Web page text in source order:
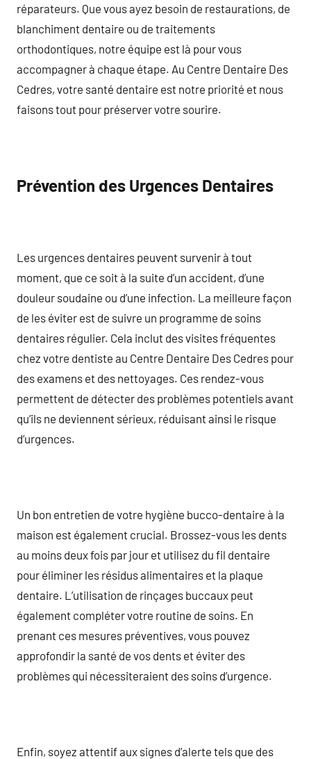
réparateurs. Que vous ayez besoin de restaurations, de
blanchiment dentaire ou de traitements
orthodontiques, notre équipe est là pour vous
accompagner à chaque étape. Au Centre Dentaire Des
Cedres, votre santé dentaire est notre priorité et nous
faisons tout pour préserver votre sourire.
Prévention des Urgences Dentaires
Les urgences dentaires peuvent survenir à tout
moment, que ce soit à la suite d’un accident, d’une
douleur soudaine ou d’une infection. La meilleure façon
de les éviter est de suivre un programme de soins
dentaires régulier. Cela inclut des visites fréquentes
chez votre dentiste au Centre Dentaire Des Cedres pour
des examens et des nettoyages. Ces rendez-vous
permettent de détecter des problèmes potentiels avant
qu’ils ne deviennent sérieux, réduisant ainsi le risque
d’urgences.
Un bon entretien de votre hygiène bucco-dentaire à la
maison est également crucial. Brossez-vous les dents
au moins deux fois par jour et utilisez du fil dentaire
pour éliminer les résidus alimentaires et la plaque
dentaire. L’utilisation de rinçages buccaux peut
également compléter votre routine de soins. En
prenant ces mesures préventives, vous pouvez
approfondir la santé de vos dents et éviter des
problèmes qui nécessiteraient des soins d’urgence.
Enfin, soyez attentif aux signes d’alerte tels que des